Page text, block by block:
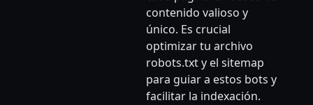
contenido valioso y
único. Es crucial
optimizar tu archivo
robots.txt y el sitemap
para guiar a estos bots y
facilitar la indexación.